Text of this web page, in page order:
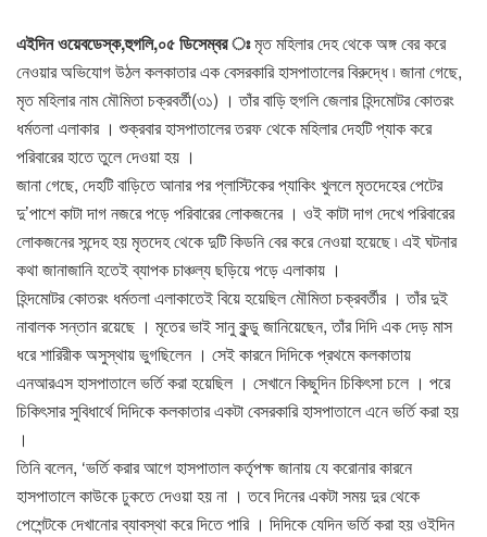
এইদিন ওয়েবডেস্ক,হুগলি,০৫ ডিসেম্বর ঃমৃত মহিলার দেহ থেকে অঙ্গ বের করে
নেওয়ার অভিযোগ উঠল কলকাতার এক বেসরকারি হাসপাতালের বিরুদ্ধে ৷ জানা গেছে,
মৃত মহিলার নাম মৌমিতা চক্রবর্তী(৩১) । তাঁর বাড়ি হুগলি জেলার হিন্দমোটর কোতরং
ধর্মতলা এলাকার । শুক্রবার হাসপাতালের তরফ থেকে মহিলার দেহটি প্যাক করে
পরিবারের হাতে তুলে দেওয়া হয় ।
জানা গেছে, দেহটি বাড়িতে আনার পর প্লাস্টিকের প্যাকিং খুললে মৃতদেহের পেটের
দু’পাশে কাটা দাগ নজরে পড়ে পরিবারের লোকজনের । ওই কাটা দাগ দেখে পরিবারের
লোকজনের সন্দেহ হয় মৃতদেহ থেকে দুটি কিডনি বের করে নেওয়া হয়েছে ৷ এই ঘটনার
কথা জানাজানি হতেই ব্যাপক চাঞ্চল্য ছড়িয়ে পড়ে এলাকায় ।
হিন্দমোটর কোতরং ধর্মতলা এলাকাতেই বিয়ে হয়েছিল মৌমিতা চক্রবর্তীর । তাঁর দুই
নাবালক সন্তান রয়েছে । মৃতের ভাই সানু কুন্ডু জানিয়েছেন, তাঁর দিদি এক দেড় মাস
ধরে শারিরীক অসুস্থায় ভুগছিলেন । সেই কারনে দিদিকে প্রথমে কলকাতায়
এনআরএস হাসপাতালে ভর্তি করা হয়েছিল । সেখানে কিছুদিন চিকিৎসা চলে । পরে
চিকিৎসার সুবিধার্থে দিদিকে কলকাতার একটা বেসরকারি হাসপাতালে এনে ভর্তি করা হয়
।
তিনি বলেন, ‘ভর্তি করার আগে হাসপাতাল কর্তৃপক্ষ জানায় যে করোনার কারনে
হাসপাতালে কাউকে ঢুকতে দেওয়া হয় না । তবে দিনের একটা সময় দুর থেকে
পেশেন্টকে দেখানোর ব্যাবস্থা করে দিতে পারি । দিদিকে যেদিন ভর্তি করা হয় ওইদিন